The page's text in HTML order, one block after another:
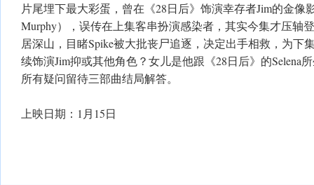
片尾埋下最大彩蛋，曾在《28日后》饰演幸存者Jim的金像
Murphy），误传在上集客串扮演感染者，其实今集才压轴
居深山，目睹Spike被大批丧尸追逐，决定出手相救，为下
续饰演Jim抑或其他角色？女儿是他跟《28日后》的Selena
所有疑问留待三部曲结局解答。
上映日期：1月15日